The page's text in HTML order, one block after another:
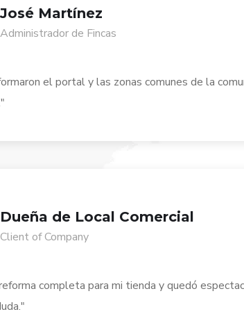
José Martínez
Administrador de Fincas
el portal y las zonas comunes de la
Dueña de Local Comercial
Client of Company
completa para mi tienda y quedó